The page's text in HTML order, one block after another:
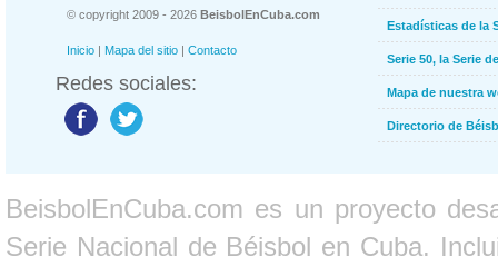
© copyright 2009 - 2026 BeisbolEnCuba.com
Inicio | Mapa del sitio | Contacto
Redes sociales:
Estadísticas de la
Serie 50, la Serie
Mapa de nuestra
Directorio de
BeisbolEnCuba.com es un proyecto
Serie Nacional de Béisbol en Cuba.